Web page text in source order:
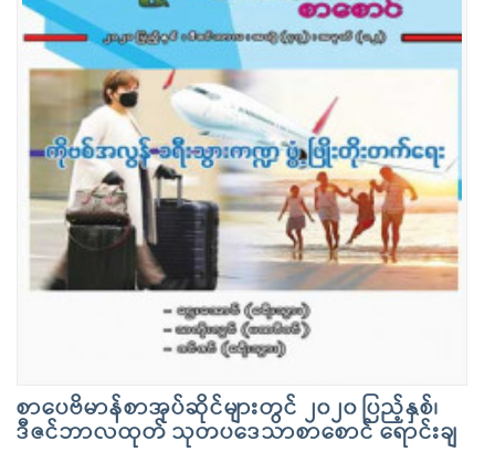
စာပေဗိမာန်စာအုပ်ဆိုင်များတွင် ၂၀၂၀ ပြည့်နှစ်၊
ဒီဇင်ဘာလထုတ် သုတပဒေသာစာစောင် ရောင်းချ